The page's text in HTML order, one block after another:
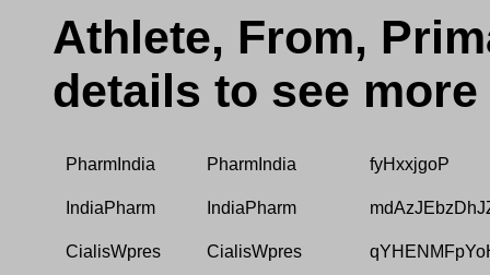
Athlete, From,
details to see more
PharmIndia PharmIndia fyHxxjgoP
IndiaPharm IndiaPharm
CialisWpres CialisWpres